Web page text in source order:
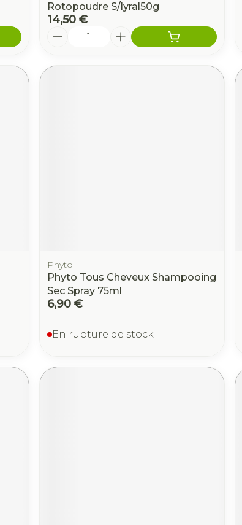
Rotopoudre S/lyral50g
14,50 €
Quantité
Phyto
Phyto Tous Cheveux Shampooing
Sec Spray 75ml
6,90 €
En rupture de stock